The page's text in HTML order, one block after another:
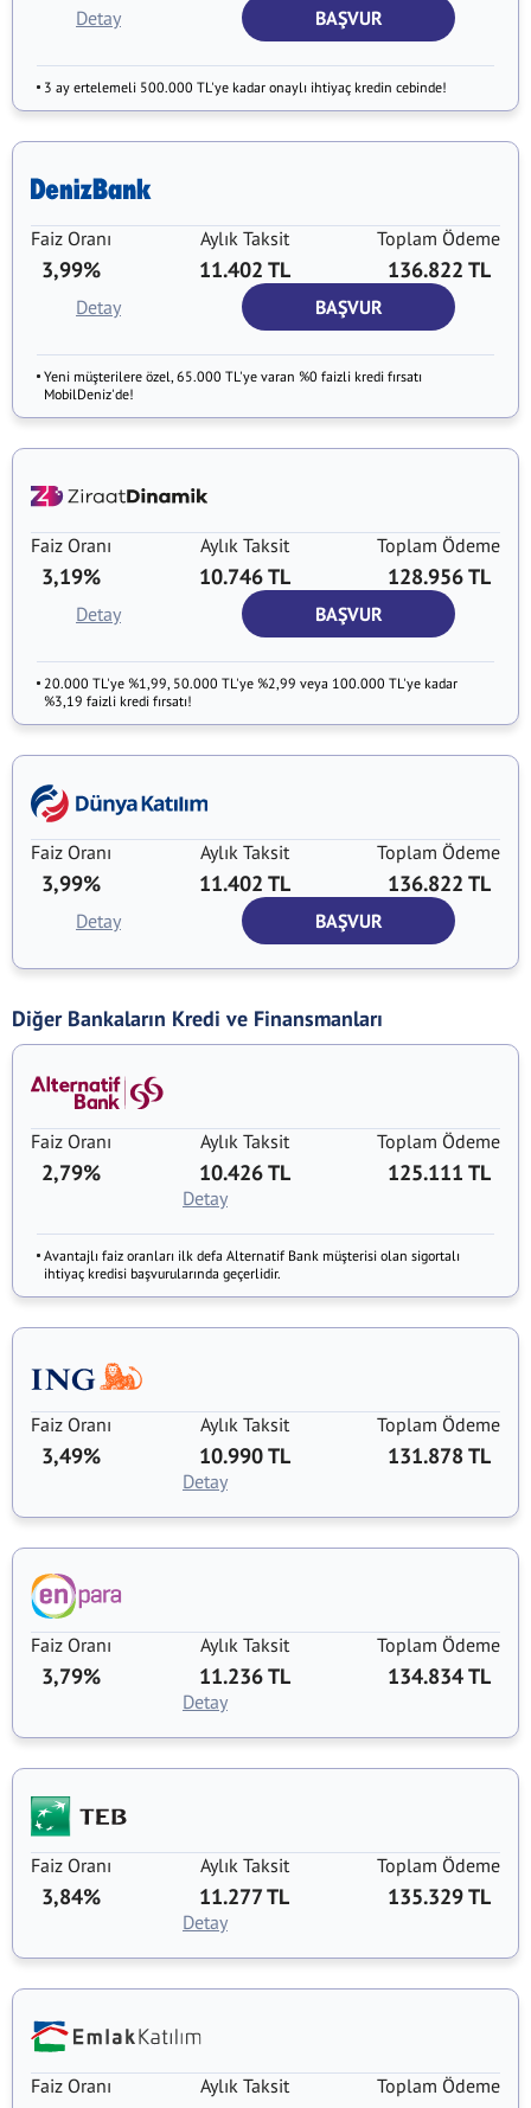
BAŞVUR
Detay
3 ay ertelemeli 500.000 TL'ye kadar onaylı ihtiyaç kredin cebinde!
Faiz Oranı
3,99%
Aylık Taksit
11.402 TL
Toplam Ödeme
136.822 TL
BAŞVUR
Detay
Yeni müşterilere özel, 65.000 TL'ye varan %0 faizli kredi fırsatı
MobilDeniz'de!
Faiz Oranı
3,19%
Aylık Taksit
10.746 TL
Toplam Ödeme
128.956 TL
BAŞVUR
Detay
20.000 TL'ye %1,99, 50.000 TL'ye %2,99 veya 100.000 TL'ye kadar
%3,19 faizli kredi fırsatı!
Faiz Oranı
3,99%
Aylık Taksit
11.402 TL
Toplam Ödeme
136.822 TL
BAŞVUR
Detay
Diğer Bankaların Kredi ve Finansmanları
Faiz Oranı
2,79%
Aylık Taksit
10.426 TL
Toplam Ödeme
125.111 TL
Detay
Avantajlı faiz oranları ilk defa Alternatif Bank müşterisi olan sigortalı
ihtiyaç kredisi başvurularında geçerlidir.
Faiz Oranı
3,49%
Aylık Taksit
10.990 TL
Toplam Ödeme
131.878 TL
Detay
Faiz Oranı
3,79%
Aylık Taksit
11.236 TL
Toplam Ödeme
134.834 TL
Detay
Faiz Oranı
3,84%
Aylık Taksit
11.277 TL
Toplam Ödeme
135.329 TL
Detay
Faiz Oranı Aylık Taksit Toplam Ödeme